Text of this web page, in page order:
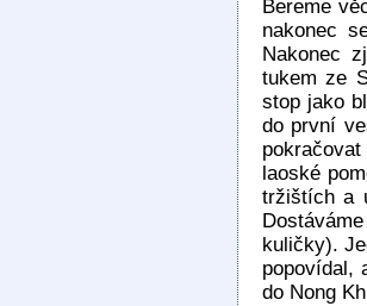
Bereme
nakonec
Nakonec
tukem ze
stop jako
do první
laoské
tržištích a
kuličky).
popovídal,
do Nong